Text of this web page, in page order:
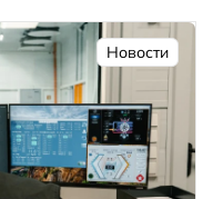
Новости